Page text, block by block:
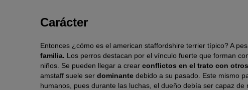
Carácter
Entonces ¿cómo es el american staffordshire terrier típico? A
familia. Los perros destacan por el vínculo fuerte que forman
niños. Se pueden llegar a crear conflictos en el trato con
amstaff suele ser dominante debido a su pasado. Este mismo
humanos, pues durante las luchas, el dueño debía ser capaz